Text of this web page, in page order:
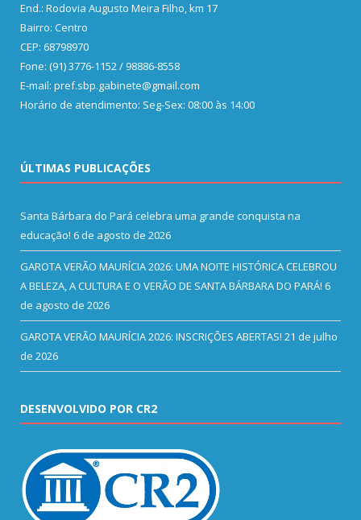
End.: Rodovia Augusto Meira Filho, km 17
Bairro: Centro
CEP: 68798970
Fone: (91) 3776-1152 / 98886-8558
E-mail: pref.sbp.gabinete@gmail.com
Horário de atendimento: Seg-Sex: 08:00 às 14:00
ÚLTIMAS PUBLICAÇÕES
Santa Bárbara do Pará celebra uma grande conquista na
educação! 6 de agosto de 2026
GAROTA VERÃO MAURÍCIA 2026: UMA NOITE HISTÓRICA CELEBROU
A BELEZA, A CULTURA E O VERÃO DE SANTA BÁRBARA DO PARÁ! 6
de agosto de 2026
GAROTA VERÃO MAURÍCIA 2026: INSCRIÇÕES ABERTAS! 21 de julho
de 2026
DESENVOLVIDO POR CR2